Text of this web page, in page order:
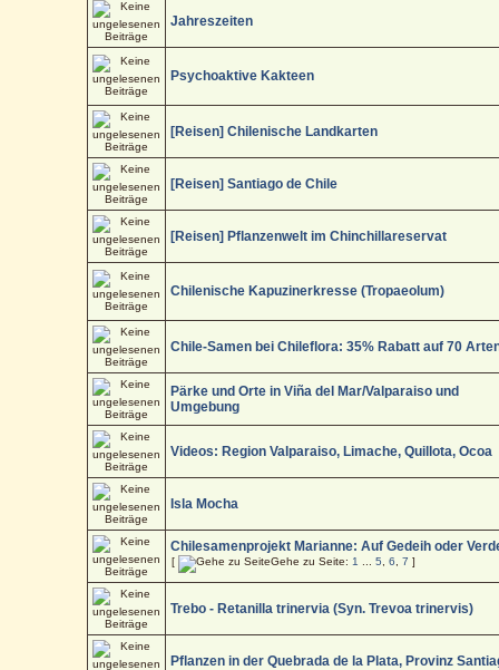
Jahreszeiten
Psychoaktive Kakteen
[Reisen] Chilenische Landkarten
[Reisen] Santiago de Chile
[Reisen] Pflanzenwelt im Chinchillareservat
Chilenische Kapuzinerkresse (Tropaeolum)
Chile-Samen bei Chileflora: 35% Rabatt auf 70
Pärke und Orte in Viña del Mar/Valparaiso und
Umgebung
Videos: Region Valparaiso, Limache, Quillota, Ocoa
Isla Mocha
Chilesamenprojekt Marianne: Auf Gedeih oder
[ Gehe zu Seite: 1 ...5 ,6 ,7 ]
Trebo - Retanilla trinervia (Syn. Trevoa trinervis)
Pflanzen in der Quebrada de la Plata, Provinz